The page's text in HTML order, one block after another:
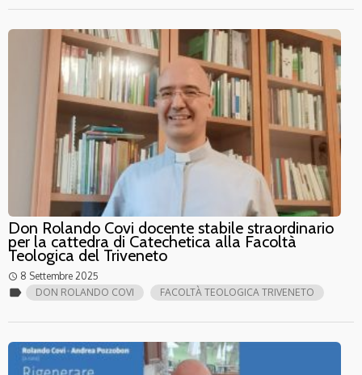
Don Rolando Covi docente stabile straordinario
per la cattedra di Catechetica alla Facoltà
Teologica del Triveneto
access_time 8 Settembre 2025
label DON ROLANDO COVI FACOLTÀ TEOLOGICA TRIVENETO